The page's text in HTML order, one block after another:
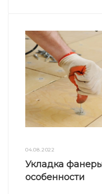
04.08.2022
Укладка
особенности